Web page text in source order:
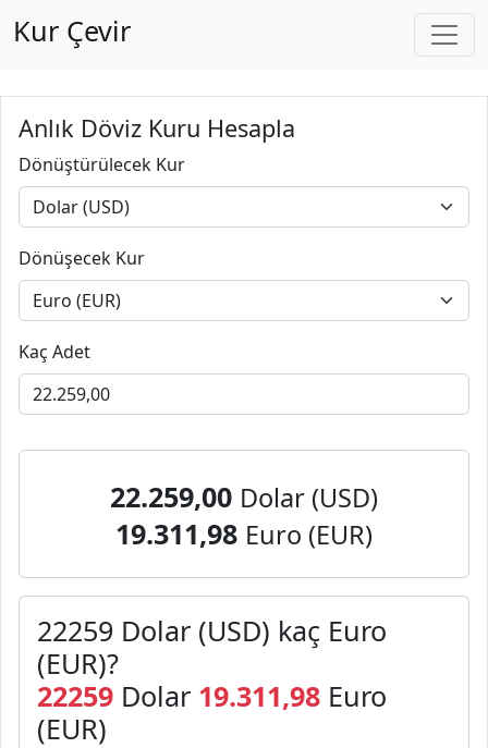
Kur Çevir
Anlık Döviz Kuru Hesapla
Dönüştürülecek Kur
Dönüşecek Kur
Kaç Adet
22.259,00 Dolar (USD)
19.311,98 Euro (EUR)
22259 Dolar (USD) kaç Euro
(EUR)?
22259 Dolar 19.311,98 Euro
(EUR)